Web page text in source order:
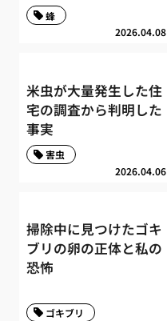
2026.04.08
蜂
米虫が大量発生した住
宅の調査から判明した
事実
2026.04.06
害虫
掃除中に見つけたゴキ
ブリの卵の正体と私の
恐怖
ゴキブリ